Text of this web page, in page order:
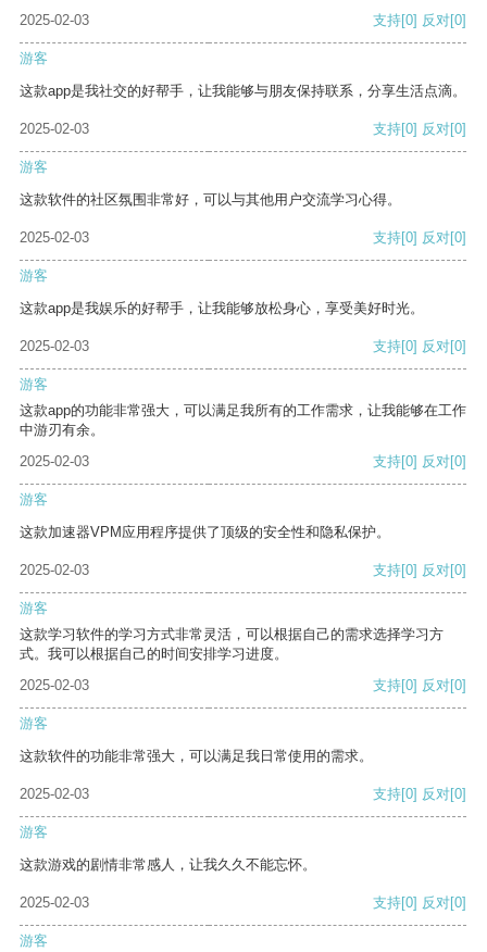
2025-02-03 支持[0] 反对[0]
游客
这款app是我社交的好帮手，让我能够与朋友保持联系，分享生活点滴。
2025-02-03 支持[0] 反对[0]
游客
这款软件的社区氛围非常好，可以与其他用户交流学习心得。
2025-02-03 支持[0] 反对[0]
游客
这款app是我娱乐的好帮手，让我能够放松身心，享受美好时光。
2025-02-03 支持[0] 反对[0]
游客
这款app的功能非常强大，可以满足我所有的工作需求，让我能够在工作
中游刃有余。
2025-02-03
支持[0] 反对[0]
游客
这款加速器VPM应用程序提供了顶级的安全性和隐私保护。
2025-02-03 支持[0] 反对[0]
游客
这款学习软件的学习方式非常灵活，可以根据自己的需求选择学习方
式。我可以根据自己的时间安排学习进度。
2025-02-03
支持[0] 反对[0]
游客
这款软件的功能非常强大，可以满足我日常使用的需求。
2025-02-03 支持[0] 反对[0]
游客
这款游戏的剧情非常感人，让我久久不能忘怀。
2025-02-03 支持[0] 反对[0]
游客